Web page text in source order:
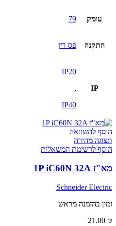
עומק 79
התקנה פס דין
IP
IP20
,
IP40
הוסף להשוואה
תצוגה מהירה
הוסף לרשימת המשאלות
מא"ז 1P iC60N 32A
Schneider Electric
זמין בהזמנה מראש
21.00 ₪